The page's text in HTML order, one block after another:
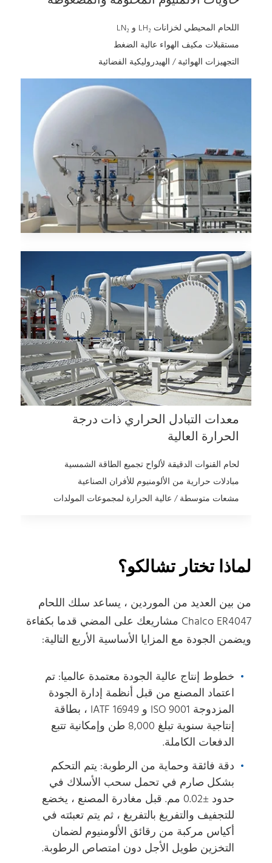
اللحام المحيطي لخزانات LH₂ و LN₂
مستقبلات مكيف الهواء عالية الضغط
التجهيزات الهوائية / الهيدروليكية الفضائية
معدات التبادل الحراري ذات درجة
الحرارة العالية
لحام القنوات الدقيقة لألواح تجميع الطاقة الشمسية
مبادلات حرارية من الألومنيوم للأفران الصناعية
مشعات متوسطة / عالية الحرارة لمجموعات المولدات
لماذا تختار تشالكو؟
من بين العديد من الموردين ، يساعد سلك اللحام
Chalco ER4047 مشاريعك على المضي قدما بكفاءة
ويضمن الجودة مع المزايا الأساسية الأربع التالية:
خطوط إنتاج عالية الجودة معتمدة عالميا: تم
اعتماد المصنع من قبل أنظمة إدارة الجودة
المزدوجة ISO 9001 و IATF 16949 ، بطاقة
إنتاجية سنوية تبلغ 8,000 طن وإمكانية تتبع
الدفعات الكاملة.
دقة فائقة وحماية من الرطوبة: يتم التحكم
بشكل صارم في تحمل سحب الأسلاك في
حدود ±0.02 مم. قبل مغادرة المصنع ، يخضع
للتجفيف والتفريغ بالتفريغ ، ثم يتم تعبئته في
أكياس مركبة من رقائق الألومنيوم لضمان
التخزين طويل الأجل دون امتصاص الرطوبة.